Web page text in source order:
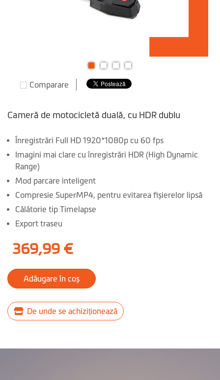
beginning
the
images
gallery
Comparare
Cameră de motocicletă duală, cu HDR dublu
Înregistrări Full HD 1920*1080p cu 60 fps
Imagini mai clare cu înregistrări HDR (High Dynamic
Range)
Mod parcare inteligent
Compresie SuperMP4, pentru evitarea fișierelor lipsă
Călătorie tip Timelapse
Export traseu
369,99 €
Adăugare în coș
De unde se achiziționează